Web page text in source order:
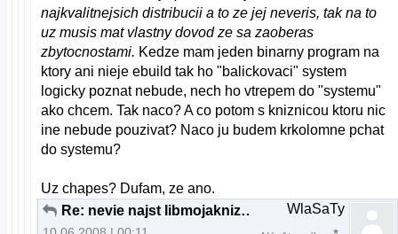
najkvalitnejsich distribucii a to ze jej neveris, tak na to
uz musis mat vlastny dovod ze sa zaoberas
zbytocnostami. Kedze mam jeden binarny program na
ktory ani nieje ebuild tak ho "balickovaci" system
logicky poznat nebude, nech ho vtrepem do "systemu"
ako chcem. Tak naco? A co potom s kniznicou ktoru nic
ine nebude pouzivat? Naco ju budem krkolomne pchat
do systemu?
Uz chapes? Dufam, ze ano.
Re: nevie najst libmojakniznica.so v akt. adresari
WlaSaTy